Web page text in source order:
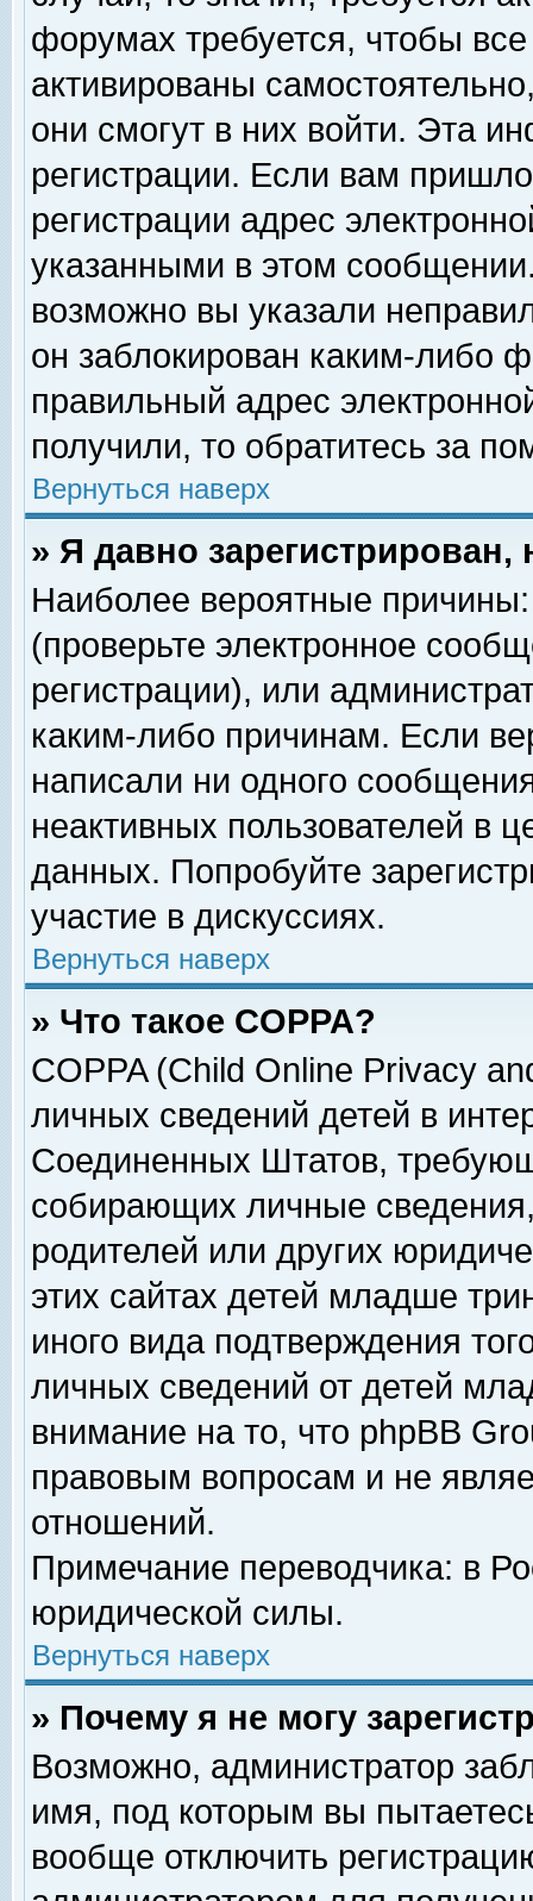
форумах требуется, чтобы
активированы
они смогут в них войти. Эта
регистрации. Если вам
регистрации адрес
указанными в этом
возможно вы указали
он заблокирован каким-либо
правильный адрес
получили, то обратитесь за
Вернуться наверх
» Я давно
Наиболее вероятные
(проверьте электронное
регистрации), или
каким-либо причинам. Если
написали ни одного
неактивных пользователей в
данных. Попробуйте
участие в дискуссиях.
Вернуться наверх
» Что такое COPPA?
COPPA (Child Online Privacy
личных сведений детей в
Соединенных Штатов,
собирающих личные
родителей или других
этих сайтах детей младше
иного вида подтверждения
личных сведений от детей
внимание на то, что phpBB
правовым вопросам и не
отношений.
Примечание переводчика: в
юридической силы.
Вернуться наверх
» Почему я не могу
Возможно, администратор
имя, под которым вы
вообще отключить